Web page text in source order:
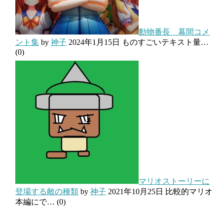
動物番長 幕間コメ
ント集 by 神子 2024年1月15日
ものすごいテキスト量…
(0)
マリオストーリーに
登場する敵の種類 by 神子 2021年10月25日 比較的マリオ
本編にで… (0)